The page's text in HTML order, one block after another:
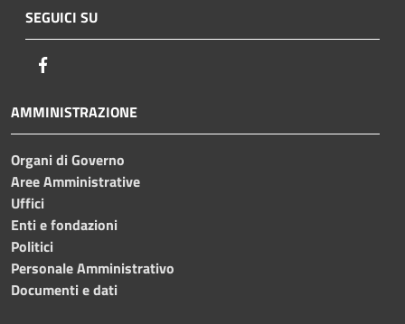
SEGUICI SU
AMMINISTRAZIONE
Organi di Governo
Aree Amministrative
Uffici
Enti e fondazioni
Politici
Personale Amministrativo
Documenti e dati